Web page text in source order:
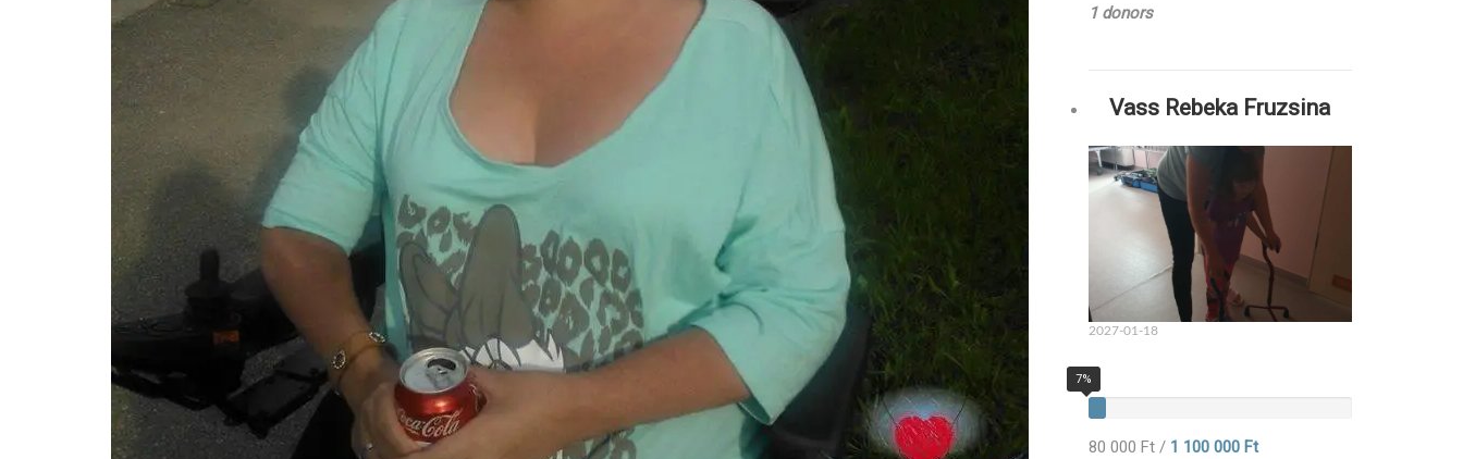
1 donors
Vass Rebeka Fruzsina
2027-01-18
7%
80 000 Ft/ 1 100 000 Ft